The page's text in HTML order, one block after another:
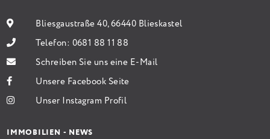
Bliesgaustraße 40, 66440 Blieskastel
Telefon: 0681 88 11 88
Schreiben Sie uns eine E-Mail
Unsere Facebook Seite
Unser Instagram Profil
IMMOBILIEN - NEWS